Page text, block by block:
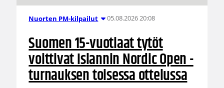
Nuorten PM-kilpailut 05.08.2026 20:08
Suomen 15-vuotiaat tytöt
voittivat Islannin Nordic Open -
turnauksen toisessa ottelussa